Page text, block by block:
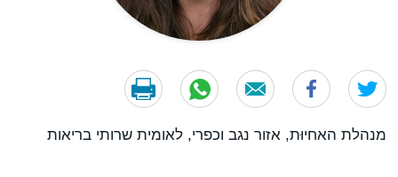
מנהלת האחיוּת, אזור נגב וכפרי, לאומית שרותי בריאות